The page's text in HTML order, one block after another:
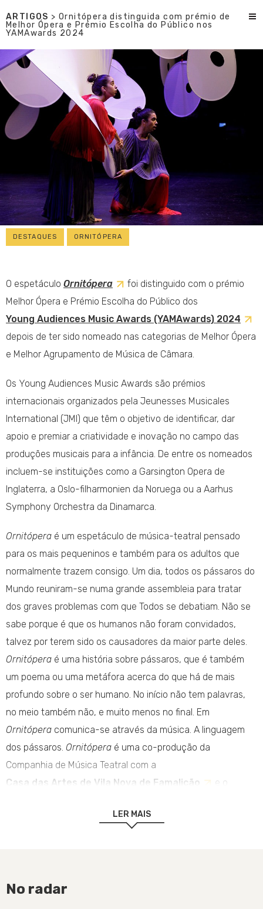
ARTIGOS > Ornitópera distinguida com prémio de
Melhor Ópera e Prémio Escolha do Público nos
YAMAwards 2024
DESTAQUES ORNITÓPERA
O espetáculo Ornitópera
foi distinguido com o prémio
Melhor Ópera e Prémio Escolha do Público dos
Young Audiences Music Awards (YAMAwards) 2024
depois de ter sido nomeado nas categorias de Melhor Ópera
e Melhor Agrupamento de Música de Câmara.
Os Young Audiences Music Awards são prémios
internacionais organizados pela Jeunesses Musicales
International (JMI) que têm o objetivo de identificar, dar
apoio e premiar a criatividade e inovação no campo das
produções musicais para a infância. De entre os nomeados
incluem-se instituições como a Garsington Opera de
Inglaterra, a Oslo-filharmonien da Noruega ou a Aarhus
Symphony Orchestra da Dinamarca.
Ornitópera é um espetáculo de música-teatral pensado
para os mais pequeninos e também para os adultos que
normalmente trazem consigo. Um dia, todos os pássaros do
Mundo reuniram-se numa grande assembleia para tratar
dos graves problemas com que Todos se debatiam. Não se
sabe porque é que os humanos não foram convidados,
talvez por terem sido os causadores da maior parte deles.
Ornitópera é uma história sobre pássaros, que é também
um poema ou uma metáfora acerca do que há de mais
profundo sobre o ser humano. No início não tem palavras,
no meio também não, e muito menos no final. Em
Ornitópera comunica-se através da música. A linguagem
dos pássaros. Ornitópera é uma co-produção da
Companhia de Música Teatral com a
Casa das Artes de Vila Nova de Famalicão
e o
LER MAIS
No radar